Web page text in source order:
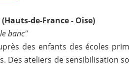
de-France - Oise)
banc"
des enfants des écoles
Des ateliers de sensibilisation